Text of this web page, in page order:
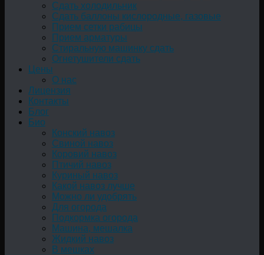
Сдать холодильник
Сдать баллоны кислородные, газовые
Прием сетки рабицы
Прием арматуры
Стиральную машинку сдать
Огнетушители сдать
Цены
О нас
Лицензия
Контакты
Блог
Био
Конский навоз
Свиной навоз
Коровий навоз
Птичий навоз
Куриный навоз
Какой навоз лучше
Можно ли удобрять
Для огорода
Подкормка огорода
Машина, мешалка
Жидкий навоз
В мешках